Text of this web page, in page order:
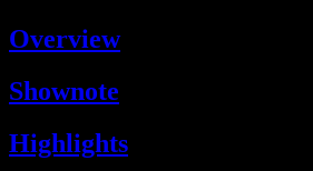
Overview
Shownote
Highlights